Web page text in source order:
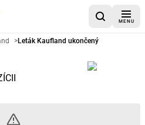
MENU
Kaufland -
>Leták Kaufland ukončený